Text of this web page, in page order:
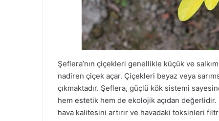
Şeflera’nın çiçekleri genellikle küçük ve
nadiren çiçek açar. Çiçekleri beyaz veya
çıkmaktadır. Şeflera, güçlü kök sistemi
hem estetik hem de ekolojik açıdan
hava kalitesini artırır ve havadaki toksinleri